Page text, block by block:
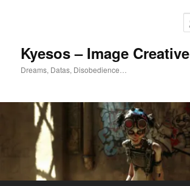
Kyesos – Image Creative
Dreams, Datas, Disobedience…